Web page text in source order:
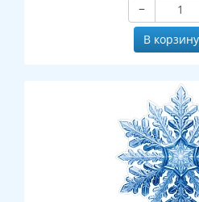
−
В корзину